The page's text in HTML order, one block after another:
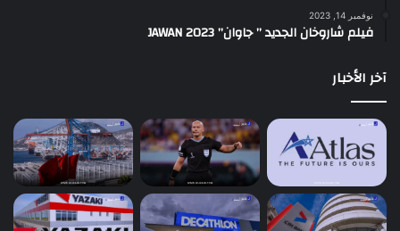
نوفمبر 14, 2023
فيلم شاروخان الجديد ” جاوان” JAWAN 2023
آخر الأخبار